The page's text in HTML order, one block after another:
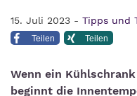
15. Juli 2023 - Tipps und
Teilen Teilen
Wenn ein
beginnt die